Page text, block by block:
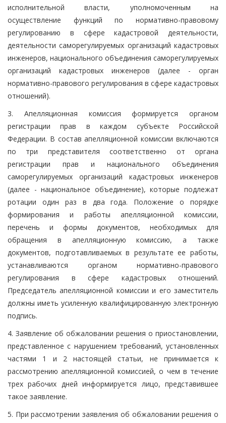
исполнительной власти, уполномоченным на
осуществление функций по нормативно-правовому
регулированию в сфере кадастровой деятельности,
деятельности саморегулируемых организаций кадастровых
инженеров, национального объединения саморегулируемых
организаций кадастровых инженеров (далее - орган
нормативно-правового регулирования в сфере кадастровых
отношений).
3. Апелляционная комиссия формируется органом
регистрации прав в каждом субъекте Российской
Федерации. В состав апелляционной комиссии включаются
по три представителя соответственно от органа
регистрации прав и национального объединения
саморегулируемых организаций кадастровых инженеров
(далее - национальное объединение), которые подлежат
ротации один раз в два года. Положение о порядке
формирования и работы апелляционной комиссии,
перечень и формы документов, необходимых для
обращения в апелляционную комиссию, а также
документов, подготавливаемых в результате ее работы,
устанавливаются органом нормативно-правового
регулирования в сфере кадастровых отношений.
Председатель апелляционной комиссии и его заместитель
должны иметь усиленную квалифицированную электронную
подпись.
4. Заявление об обжаловании решения о приостановлении,
представленное с нарушением требований, установленных
частями 1 и 2 настоящей статьи, не принимается к
рассмотрению апелляционной комиссией, о чем в течение
трех рабочих дней информируется лицо, представившее
такое заявление.
5. При рассмотрении заявления об обжаловании решения о